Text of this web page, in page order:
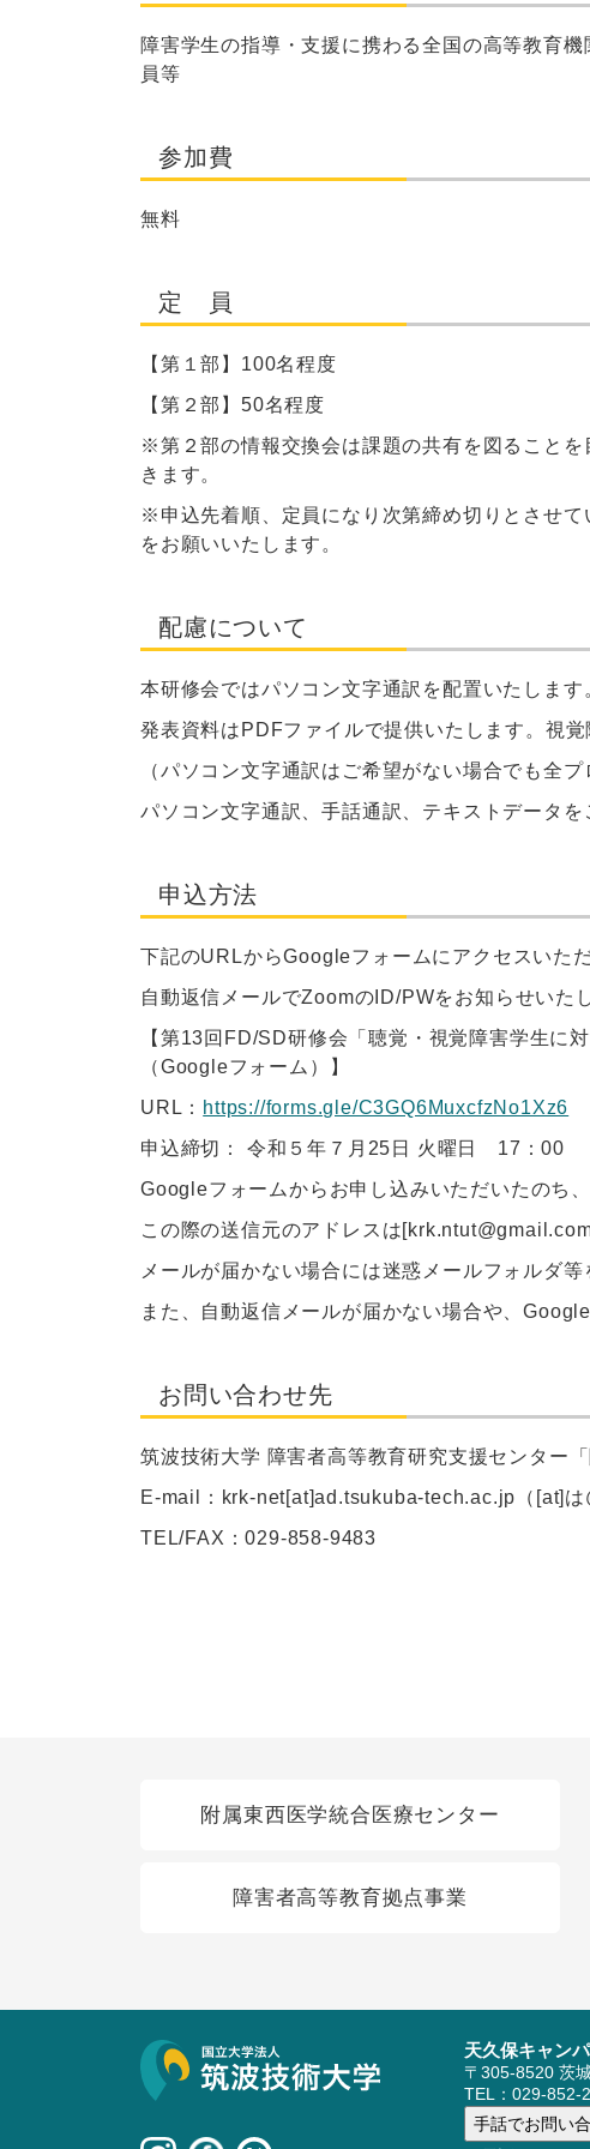
障害学生の指導・支援に携わる全国の高等教育
員等
参加費
無料
定 員
【第１部】 100名程度
【第２部】 50名程度
※第２部の情報交換会は課題の共有を図ること
きます。
※申込先着順、定員になり次第締め切りとさせ
をお願いいたします。
配慮について
本研修会ではパソコン文字通訳を配置いたしま
発表資料は PDFファイルで提供いたします。視
（パソコン文字通訳はご希望がない場合でも全
パソコン文字通訳、手話通訳、テキストデータを
申込方法
下記のURLからGoogleフォームにアクセスいた
自動返信メールでZoomの ID/PWをお知らせいた
【第13回 FD/SD研修会「聴覚・視覚障害学生に
（Googleフォーム）】
URL： https://forms.gle/C3GQ6MuxcfzNo1Xz6
申込締切： 令和５年７月 25 日 火曜日 17 ：00
Googleフォームからお申し込みいただいたのち
この際の送信元のアドレスは
メールが届かない場合には迷惑メールフォルダ
また、自動返信メールが届かない場合や、Google
お問い合わせ先
筑波技術大学 障害者高等教育研究支援センター
E-mail：krk-net[at]ad.tsukuba-tech.ac.jp（[at]は
TEL/FAX：029-858-9483
附属東西医学統合医療センター
障害者高等教育拠点事業
サイト情報 天久保キャン
〒305-8520 茨
TEL：029-852-